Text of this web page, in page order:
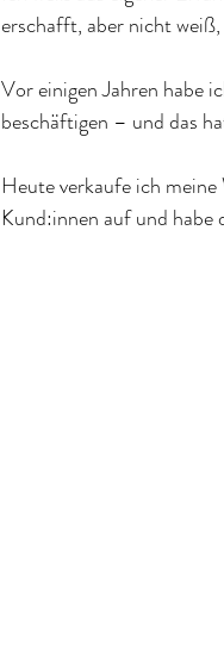
erschafft, aber nicht
Vor einigen Jahren habe
beschäftigen – und das
Heute verkaufe ich
Kund:innen auf und habe